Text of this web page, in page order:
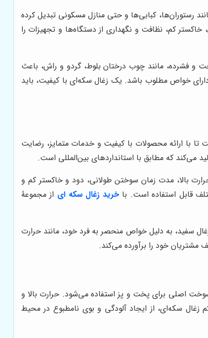
رستوران‌ها، کبابی‌ها و حتی منازل مسکونی تبدیل کرده
کم، نظافت و نگهداری از دستگاه‌ها و تجهیزات را
و فشرده، مانند چوب درختان بلوط، گردو و راش، باعث
خواص مطلوب باشد. یک زغال سکه‌ای با کیفیت، باید
تا با ارائه محصولات با کیفیت و خدمات متمایز، رضایت
می‌کند که مطابق با استانداردهای بین‌المللی است.
بالا، مدت زمان سوختن طولانی، دود و خاکستر کم و
قابل استفاده است. باخرید زغال سکه ای از مجموعۀ
سفید، به دلیل خواص منحصر به فرد خود، مانند حرارت
مشتریان خود را برآورده می‌کند.
اصلی برای پخت و پز استفاده می‌شود. حرارت بالا و
سکه‌ای، از ایجاد آلودگی و بوی نامطبوع در محیط